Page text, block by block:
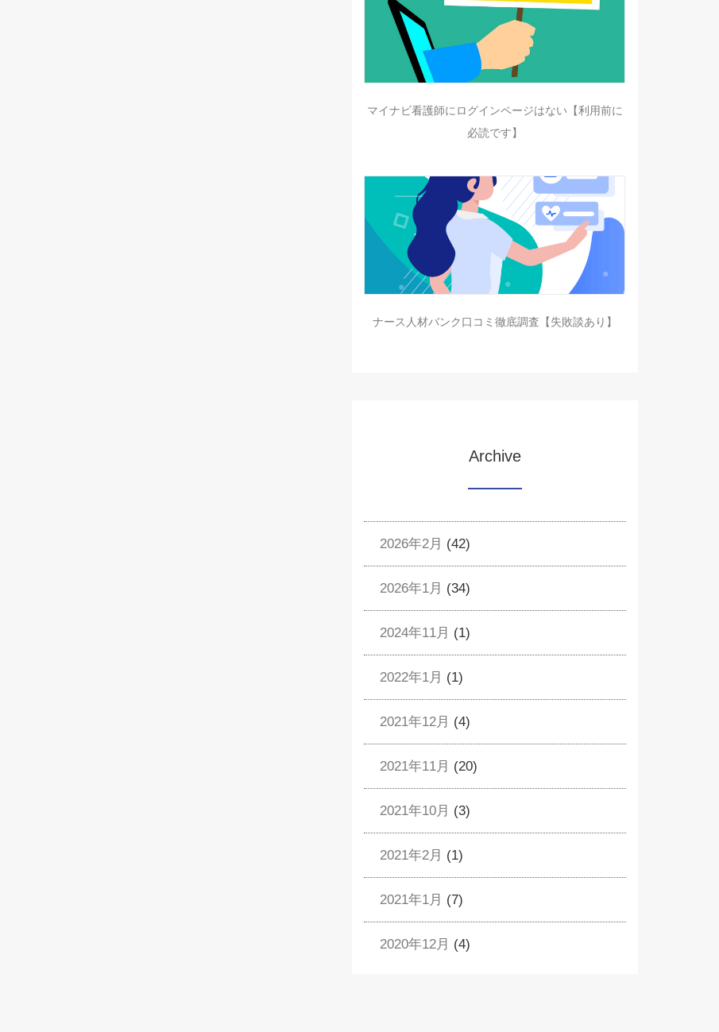
マイナビ看護師にログインページはない【利用前に
必読です】
ナース人材バンク口コミ徹底調査【失敗談あり】
Archive
2026年2月 (42)
2026年1月 (34)
2024年11月 (1)
2022年1月 (1)
2021年12月 (4)
2021年11月 (20)
2021年10月 (3)
2021年2月 (1)
2021年1月 (7)
2020年12月 (4)